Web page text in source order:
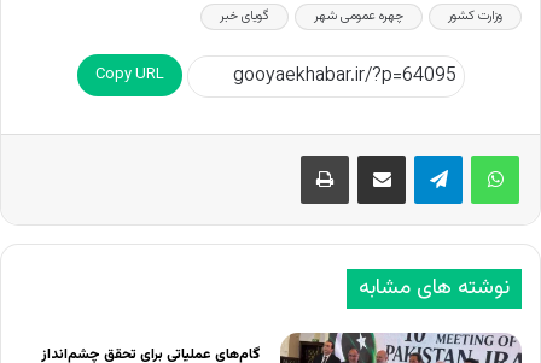
وزارت کشور
چهره عمومی شهر گویای خبر
Copy URL
اشتراک گذاری از طریق ایمیل چاپ
نوشته های مشابه
گام‌های عملیاتی برای تحقق چشم‌انداز